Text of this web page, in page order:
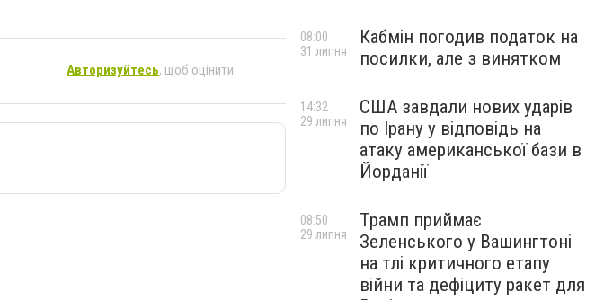
Авторизуйтесь, щоб оцінити
Кабмін погодив податок на
посилки, але з винятком
08:00
31 липня
США завдали нових ударів
по Ірану у відповідь на
атаку американської бази в
Йорданії
14:32
29 липня
Трамп приймає
Зеленського у Вашингтоні
на тлі критичного етапу
війни та дефіциту ракет для
08:50
29 липня